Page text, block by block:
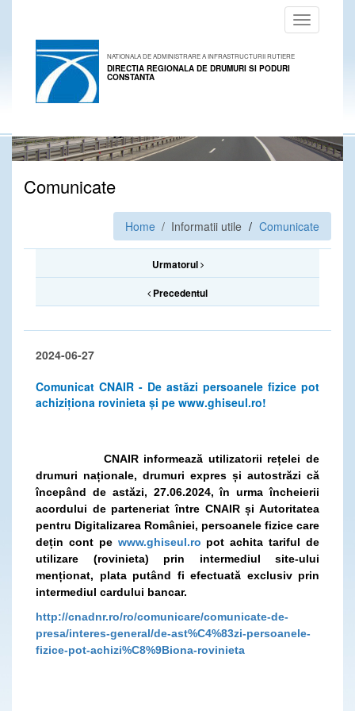
Toggle
navigation
NATIONALA DE ADMINISTRARE A INFRASTRUCTURII RUTIERE
DIRECTIA REGIONALA DE DRUMURI SI PODURI
CONSTANTA
Comunicate
Home / Informatii utile Comunicate
Urmatorul
Precedentul
2024-06-27
Comunicat CNAIR - De astăzi persoanele fizice pot
achiziționa rovinieta și pe www.ghiseul.ro!
CNAIR informează utilizatorii rețelei de
drumuri naționale, drumuri expres și autostrăzi că
începând de astăzi, 27.06.2024, în urma încheierii
acordului de parteneriat între CNAIR și Autoritatea
pentru Digitalizarea României, persoanele fizice care
dețin cont pe www.ghiseul.ro pot achita tariful de
utilizare (rovinieta) prin intermediul site-ului
menționat, plata putând fi efectuată exclusiv prin
intermediul cardului bancar.
http://cnadnr.ro/ro/comunicare/comunicate-de-
presa/interes-general/de-ast%C4%83zi-persoanele-
fizice-pot-achizi%C8%9Biona-rovinieta